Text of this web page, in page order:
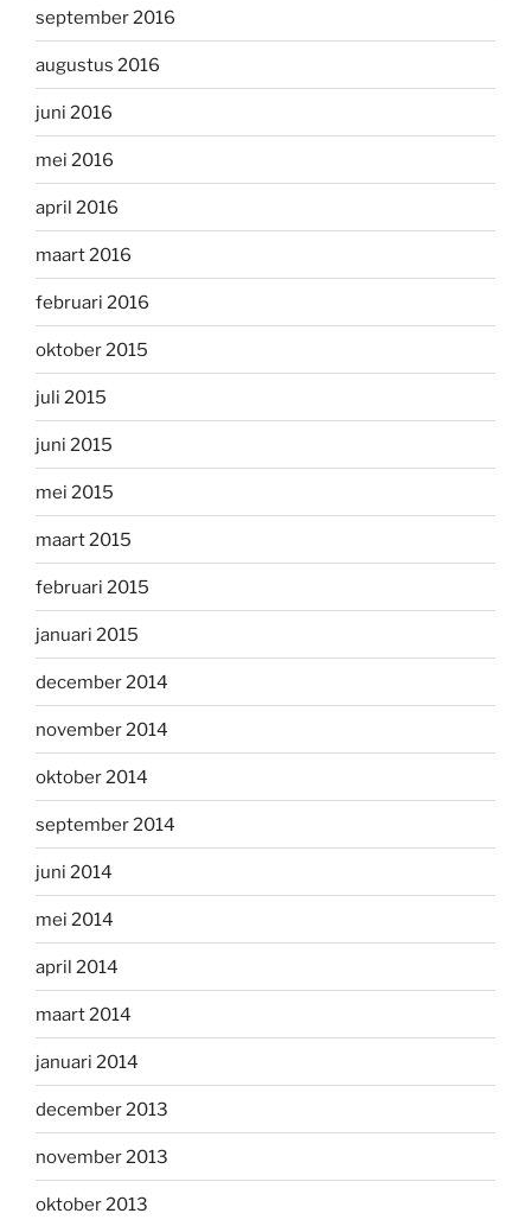
september 2016
augustus 2016
juni 2016
mei 2016
april 2016
maart 2016
februari 2016
oktober 2015
juli 2015
juni 2015
mei 2015
maart 2015
februari 2015
januari 2015
december 2014
november 2014
oktober 2014
september 2014
juni 2014
mei 2014
april 2014
maart 2014
januari 2014
december 2013
november 2013
oktober 2013